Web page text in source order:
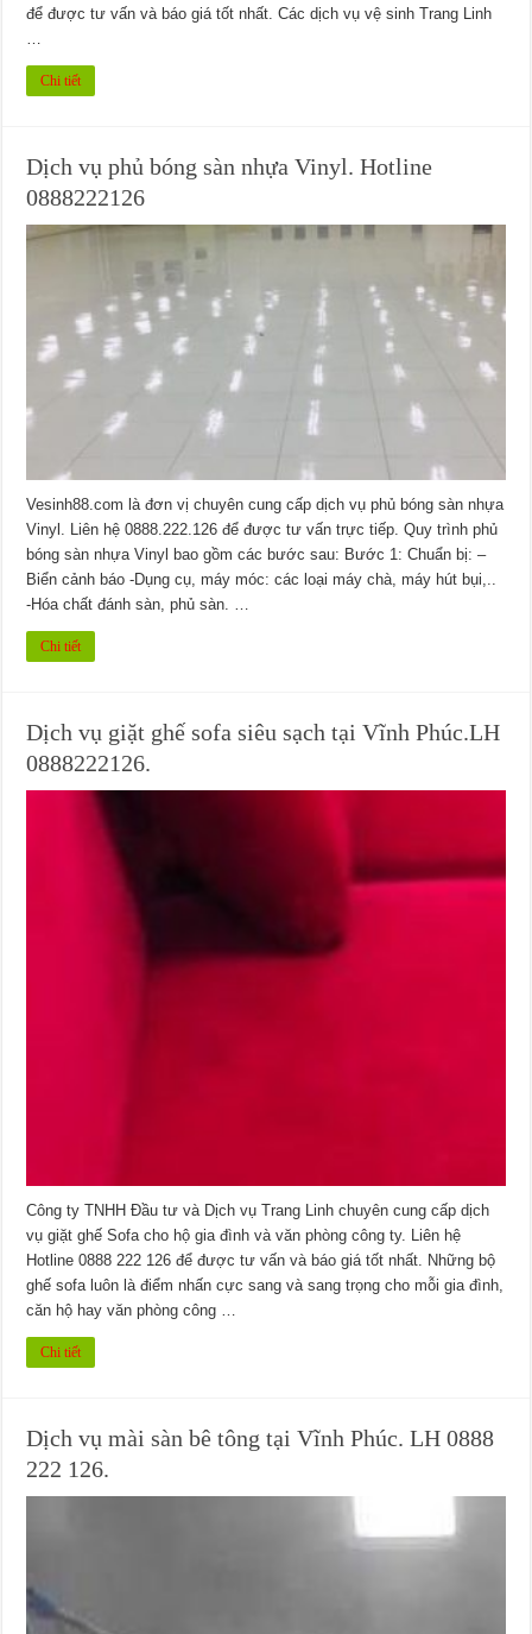
để được tư vấn và báo giá tốt nhất. Các dịch vụ vệ sinh Trang Linh
…
Chi tiết
Dịch vụ phủ bóng sàn nhựa Vinyl. Hotline
0888222126
Vesinh88.com là đơn vị chuyên cung cấp dịch vụ phủ bóng sàn nhựa
Vinyl. Liên hệ 0888.222.126 để được tư vấn trực tiếp. Quy trình phủ
bóng sàn nhựa Vinyl bao gồm các bước sau: Bước 1: Chuẩn bị: –
Biển cảnh báo -Dụng cụ, máy móc: các loại máy chà, máy hút bụi,..
-Hóa chất đánh sàn, phủ sàn. …
Chi tiết
Dịch vụ giặt ghế sofa siêu sạch tại Vĩnh Phúc.LH
0888222126.
Công ty TNHH Đầu tư và Dịch vụ Trang Linh chuyên cung cấp dịch
vụ giặt ghế Sofa cho hộ gia đình và văn phòng công ty. Liên hệ
Hotline 0888 222 126 để được tư vấn và báo giá tốt nhất. Những bộ
ghế sofa luôn là điểm nhấn cực sang và sang trọng cho mỗi gia đình,
căn hộ hay văn phòng công …
Chi tiết
Dịch vụ mài sàn bê tông tại Vĩnh Phúc. LH 0888
222 126.